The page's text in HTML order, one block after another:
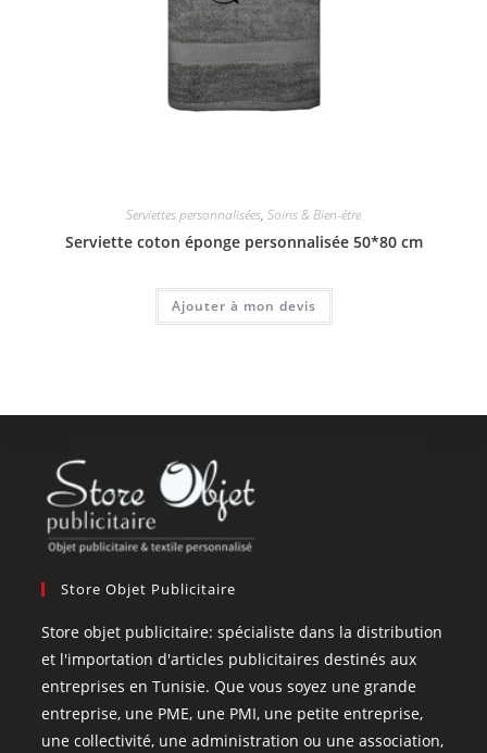
Serviettes personnalisées, Soins & Bien-être
Serviette coton éponge personnalisée 50*80 cm
Ajouter à mon devis
Store Objet Publicitaire
Store objet publicitaire: spécialiste dans la distribution
et l'importation d'articles publicitaires destinés aux
entreprises en Tunisie. Que vous soyez une grande
entreprise, une PME, une PMI, une petite entreprise,
une collectivité, une administration ou une association,